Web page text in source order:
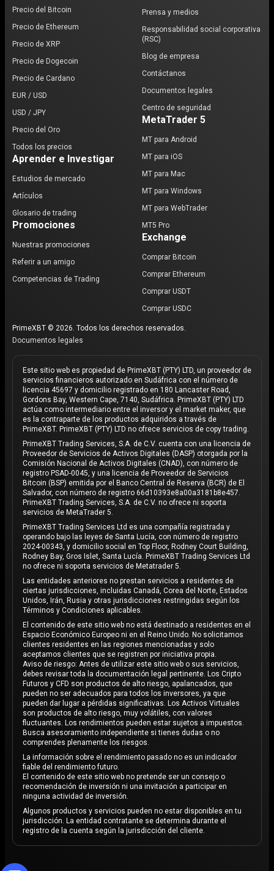
Precio del Bitcoin
Precio de Ethereum
Precio de XRP
Precio de Dogecoin
Precio de Cardano
EUR / USD
USD / JPY
Precio del Oro
Todos los precios
Aprender e Investigar
Estudios de mercado
Artículos
Glosario de trading
Promociones
Nuestras promociones
Referir a un amigo
Competencias de Trading
Prensa y medios
Responsabilidad social corporativa
(RSC)
Blog de empresa
Contáctanos
Documentos legales
Centro de seguridad
MetaTrader 5
MT para Android
MT para iOS
MT para Mac
MT para Windows
MT para WebTrader
MT5 Pro
Exchange
Comprar Bitcoin
Comprar Ethereum
Comprar USDT
Comprar USDC
PrimeXBT © 2026. Todos los derechos reservados.
Documentos legales
Este sitio web es propiedad de PrimeXBT (PTY) LTD, un proveedor de
servicios financieros autorizado en Sudáfrica con el número de
licencia 45697 y domicilio registrado en 180 Lancaster Road,
Gordons Bay, Western Cape, 7140, Sudáfrica. PrimeXBT (PTY) LTD
actúa como intermediario entre el inversor y el market maker, que
es la contraparte de los productos adquiridos a través de
PrimeXBT. PrimeXBT (PTY) LTD no ofrece servicios de copy trading.
PrimeXBT Trading Services, S.A. de C.V. cuenta con una licencia de
Proveedor de Servicios de Activos Digitales (DASP) otorgada por la
Comisión Nacional de Activos Digitales (CNAD), con número de
registro PSAD-0045, y una licencia de Proveedor de Servicios
Bitcoin (BSP) emitida por el Banco Central de Reserva (BCR) de El
Salvador, con número de registro 66d10393e8a00a3181b8e457.
PrimeXBT Trading Services, S.A. de C.V. no ofrece ni soporta
servicios de MetaTrader 5.
PrimeXBT Trading Services Ltd es una compañía registrada y
operando bajo las leyes de Santa Lucía, con número de registro
2024-00343, y domicilio social en Top Floor, Rodney Court Building,
Rodney Bay, Gros Islet, Santa Lucía. PrimeXBT Trading Services Ltd
no ofrece ni soporta servicios de Metatrader 5.
Las entidades anteriores no prestan servicios a residentes de
ciertas jurisdicciones, incluidas Canadá, Corea del Norte, Estados
Unidos, Irán, Rusia y otras jurisdicciones restringidas según los
Términos y Condiciones aplicables.
El contenido de este sitio web no está destinado a residentes en el
Espacio Económico Europeo ni en el Reino Unido. No solicitamos
clientes residentes en las regiones mencionadas y solo
aceptamos clientes que se registren por iniciativa propia.
Aviso de riesgo: Antes de utilizar este sitio web o sus servicios,
debes revisar toda la documentación legal pertinente. Los Cripto
Futuros y CFD son productos de alto riesgo, apalancados, que
pueden no ser adecuados para todos los inversores, ya que
pueden dar lugar a pérdidas significativas. Los Activos Virtuales
son productos de alto riesgo, muy volátiles, con valores
fluctuantes. Los rendimientos pueden estar sujetos a impuestos.
Busca asesoramiento independiente si tienes dudas o no
comprendes plenamente los riesgos.
La información sobre el rendimiento pasado no es un indicador
fiable del rendimiento futuro.
El contenido de este sitio web no pretende ser un consejo o
recomendación de inversión ni una invitación a participar en
ninguna actividad de inversión.
Algunos productos y servicios pueden no estar disponibles en tu
jurisdicción. La entidad contratante se determina durante el
registro de la cuenta según la jurisdicción del cliente.